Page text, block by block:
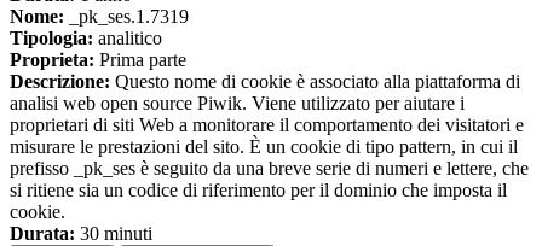
Nome: _pk_ses.1.7319
Tipologia: analitico
Proprieta: Prima parte
Descrizione: Questo nome di cookie è associato alla piattaforma di
analisi web open source Piwik. Viene utilizzato per aiutare i
proprietari di siti Web a monitorare il comportamento dei visitatori e
misurare le prestazioni del sito. È un cookie di tipo pattern, in cui il
prefisso _pk_ses è seguito da una breve serie di numeri e lettere, che
si ritiene sia un codice di riferimento per il dominio che imposta il
cookie.
Durata: 30 minuti